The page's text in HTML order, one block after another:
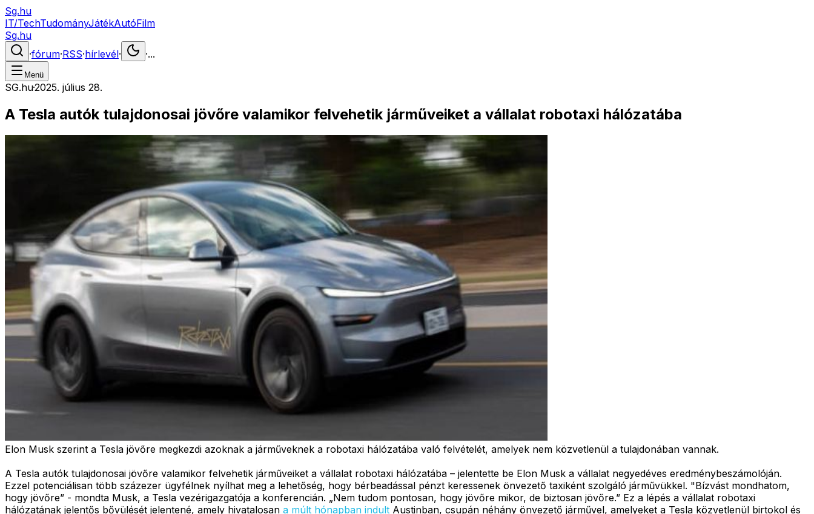
Sg.hu
IT/TechTudományJátékAutóFilm
Sg.hu
·fórum·RSS·hírlevél· ·...
Menü
SG.hu·2025. július 28.
A Tesla autók tulajdonosai jövőre valamikor felvehetik járműveiket a vállalat robotaxi hálózatába
Elon Musk szerint a Tesla jövőre megkezdi azoknak a járműveknek a robotaxi hálózatába való felvételét, amelyek nem közvetlenül a tulajdonában vannak.
A Tesla autók tulajdonosai jövőre valamikor felvehetik járműveiket a vállalat robotaxi hálózatába – jelentette be Elon Musk a vállalat negyedéves eredménybeszámolóján.
Ezzel potenciálisan több százezer ügyfélnek nyílhat meg a lehetőség, hogy bérbeadással pénzt keressenek önvezető taxiként szolgáló járművükkel. "Bízvást mondhatom,
hogy jövőre” - mondta Musk, a Tesla vezérigazgatója a konferencián. „Nem tudom pontosan, hogy jövőre mikor, de biztosan jövőre.” Ez a lépés a vállalat robotaxi
hálózatának jelentős bővülését jelentené, amely hivatalosan a múlt hónapban indult Austinban, csupán néhány önvezető járművel, amelyeket a Tesla közvetlenül birtokol és